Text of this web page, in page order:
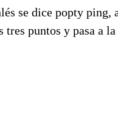
se dice popty ping,
puntos y pasa a